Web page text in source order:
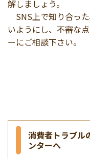
解しましょう。
SNS上で知り合っ
いようにし、不審な
ーにご相談下さい。
消費者トラブル
ンターへ